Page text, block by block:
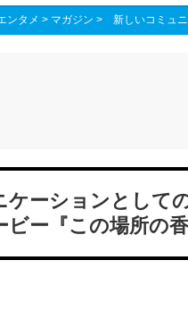
ンタメ > マガジン > 新しいコミュ
ケーションとして
ビー『この場所の